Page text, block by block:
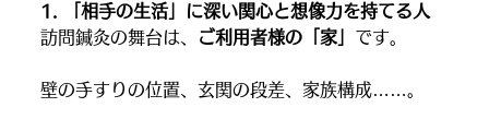
1. 「相手の生活」に深い関心と想像力を持てる人
訪問鍼灸の舞台は、
ご利用者様の「家」 です。
壁の手すりの位置、玄関の段差、家族構成……。